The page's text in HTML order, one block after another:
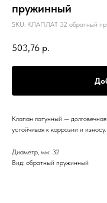
пружинный
SKU: КЛАПЛАТ 32 обратный
503,76 р.
Клапан латунный —
устойчивая к коррозии и износу.
Диаметр, мм: 32
Вид: обратный пружинный